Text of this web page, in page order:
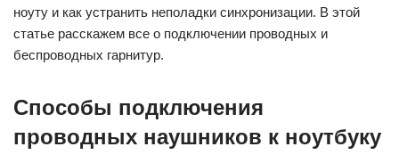
ноуту и как устранить неполадки синхронизации. В этой
статье расскажем все о подключении проводных и
беспроводных гарнитур.
Способы подключения
проводных наушников к ноутбуку